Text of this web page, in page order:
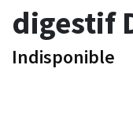
digestif
Indisponible